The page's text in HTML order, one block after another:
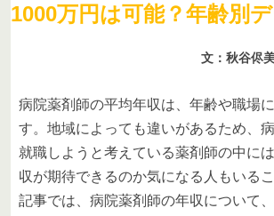
1000万円は可能？年齢別
文：秋谷侭
病院薬剤師の平均年収は、年齢や職場
す。地域によっても違いがあるため、
就職しようと考えている薬剤師の中に
収が期待できるのか気になる人もいる
記事では、病院薬剤師の年収について